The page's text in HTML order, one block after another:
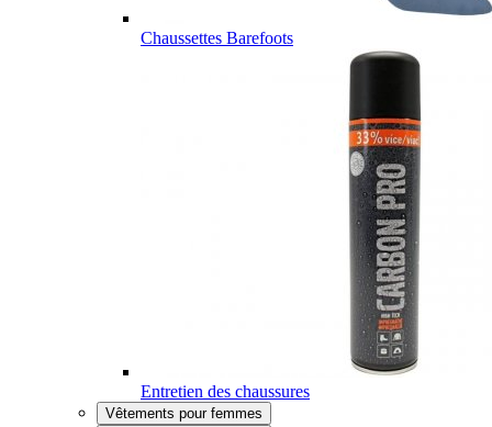
Chaussettes Barefoots
Entretien des chaussures
Vêtements pour femmes